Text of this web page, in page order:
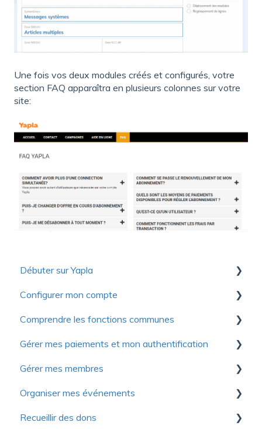
Une fois vos deux modules créés et configurés, votre
section FAQ apparaîtra en plusieurs colonnes sur votre
site:
Débuter sur Yapla
Collection de ressources utiles pour découvrir
Configurer mon compte
Premiers pas
Compte
Facturation
Licences et utilisateurs
Questions fréquentes
Comprendre les fonctions communes
Communications
Formulaires
Images et médias
Questions fréquentes
Gérer mes paiements et mon authentification
Authentification
Modes de paiement
Contribution volontaire et commission
Gérer mes membres
Premiers pas
Importer les membres
Organiser mes événements
Premiers pas
Recueillir des dons